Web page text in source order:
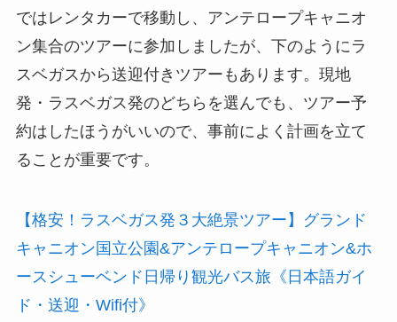
ではレンタカーで移動し、アンテロープキャニオ
ン集合のツアーに参加しましたが、下のようにラ
スベガスから送迎付きツアーもあります。現地
発・ラスベガス発のどちらを選んでも、ツアー予
約はしたほうがいいので、事前によく計画を立て
ることが重要です。
【格安！ラスベガス発３大絶景ツアー】グランド
キャニオン国立公園&アンテロープキャニオン&ホ
ースシューベンド日帰り観光バス旅《日本語ガイ
ド・送迎・Wifi付》